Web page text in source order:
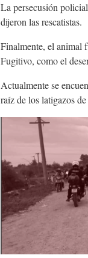
La persecusión
dijeron las rescatistas.
Finalmente, el animal
Fugitivo, como el
Actualmente se
raíz de los latigazos